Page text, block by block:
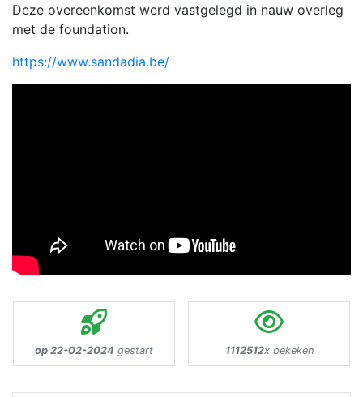
Deze overeenkomst werd vastgelegd in nauw overleg
met de foundation.
https://www.sandadia.be/
op 22-02-2024 gestart 1112512x bekeken